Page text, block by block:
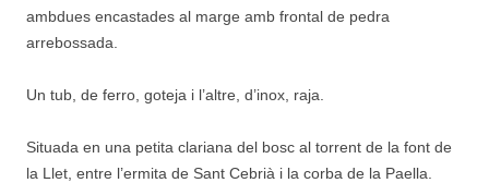
ambdues encastades al marge amb frontal de pedra
arrebossada.
Un tub, de ferro, goteja i l’altre, d’inox, raja.
Situada en una petita clariana del bosc al torrent de la font de
la Llet, entre l’ermita de Sant Cebrià i la corba de la Paella.